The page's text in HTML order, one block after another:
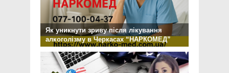
Як уникнути зриву після лікування
алкоголізму в Черкасах “НАРКОМЕД”